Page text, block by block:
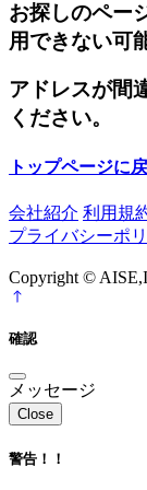
お探しのペー
用できない可
アドレスが間
ください。
トップページに
会社紹介 利用規
プライバシーポ
Copyright ©
確認
メッセージ
Close
警告！！